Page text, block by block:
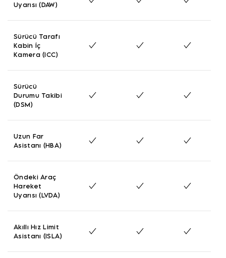
Uyarısı (DAW)
Sürücü Tarafı
Kabin İç
Kamera (ICC)
Sürücü
Durumu Takibi
(DSM)
Uzun Far
Asistanı (HBA)
Öndeki Araç
Hareket
Uyarısı (LVDA)
Akıllı Hız Limit
Asistanı (ISLA)